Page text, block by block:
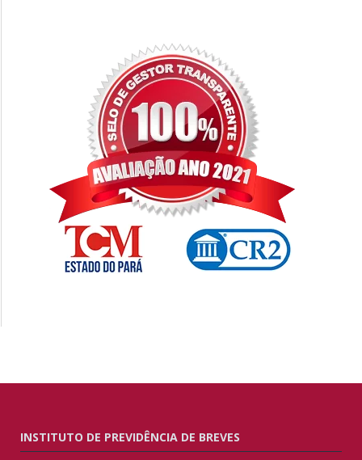
INSTITUTO DE PREVIDÊNCIA DE BREVES